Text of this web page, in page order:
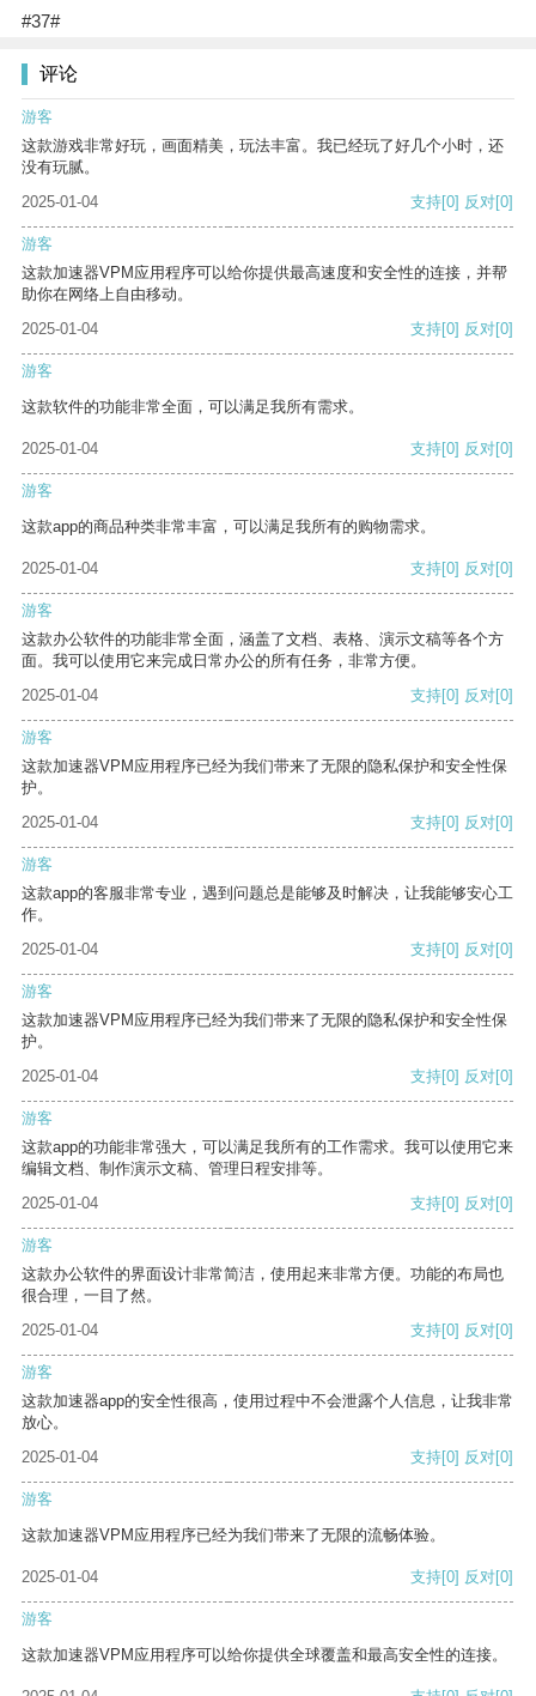
#37#
评论
游客
这款游戏非常好玩，画面精美，玩法丰富。我已经玩了好几个小时，还
没有玩腻。
2025-01-04
支持[0] 反对[0]
游客
这款加速器VPM应用程序可以给你提供最高速度和安全性的连接，并帮
助你在网络上自由移动。
2025-01-04
支持[0] 反对[0]
游客
这款软件的功能非常全面，可以满足我所有需求。
2025-01-04 支持[0] 反对[0]
游客
这款app的商品种类非常丰富，可以满足我所有的购物需求。
2025-01-04 支持[0] 反对[0]
游客
这款办公软件的功能非常全面，涵盖了文档、表格、演示文稿等各个方
面。我可以使用它来完成日常办公的所有任务，非常方便。
2025-01-04
支持[0] 反对[0]
游客
这款加速器VPM应用程序已经为我们带来了无限的隐私保护和安全性保
护。
2025-01-04
支持[0] 反对[0]
游客
这款app的客服非常专业，遇到问题总是能够及时解决，让我能够安心工
作。
2025-01-04
支持[0] 反对[0]
游客
这款加速器VPM应用程序已经为我们带来了无限的隐私保护和安全性保
护。
2025-01-04
支持[0] 反对[0]
游客
这款app的功能非常强大，可以满足我所有的工作需求。我可以使用它来
编辑文档、制作演示文稿、管理日程安排等。
2025-01-04
支持[0] 反对[0]
游客
这款办公软件的界面设计非常简洁，使用起来非常方便。功能的布局也
很合理，一目了然。
2025-01-04
支持[0] 反对[0]
游客
这款加速器app的安全性很高，使用过程中不会泄露个人信息，让我非常
放心。
2025-01-04
支持[0] 反对[0]
游客
这款加速器VPM应用程序已经为我们带来了无限的流畅体验。
2025-01-04 支持[0] 反对[0]
游客
这款加速器VPM应用程序可以给你提供全球覆盖和最高安全性的连接。